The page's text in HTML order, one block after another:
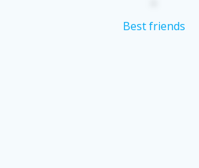
Best friends